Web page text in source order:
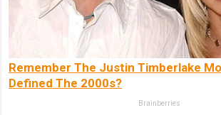
Remember The Justin Timberlake
Defined The 2000s?
Brainberries